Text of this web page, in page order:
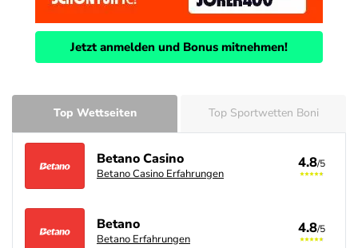
Jetzt anmelden und Bonus mitnehmen!
Top Wettseiten Top Sportwetten Boni
Betano Casino
Betano Casino Erfahrungen
4.8/5
Betano
Betano Erfahrungen
4.8/5